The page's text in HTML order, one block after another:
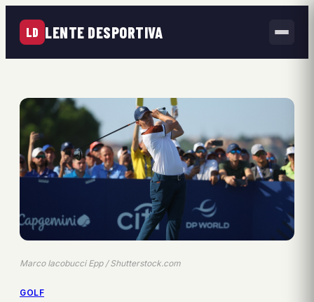
LD LENTE DESPORTIVA
Marco Iacobucci Epp / Shutterstock.com
GOLF